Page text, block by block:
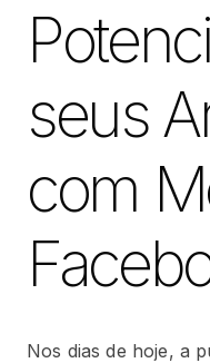
seus
com
Nos dias de hoje, a